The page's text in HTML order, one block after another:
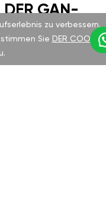
DER GAN-
seine
zu verbessern.
Sie DER COOKIE-